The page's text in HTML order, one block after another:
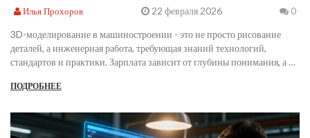
Илья Прохоров 22 февраля 2026 0
3D-моделирование в машиностроении - это не просто рисование
деталей, а инженерная работа, требующая знаний технологий,
стандартов и практики. Зарплата зависит от глубины понимания, а не
специалистов растёт.
ПОДРОБНЕЕ